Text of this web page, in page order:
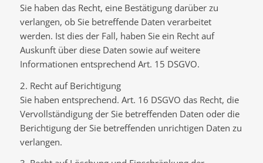
Sie haben das Recht, eine Bestätigung darüber zu
verlangen, ob Sie betreffende Daten verarbeitet
werden. Ist dies der Fall, haben Sie ein Recht auf
Auskunft über diese Daten sowie auf weitere
Informationen entsprechend Art. 15 DSGVO.
2. Recht auf Berichtigung
Sie haben entsprechend. Art. 16 DSGVO das Recht, die
Vervollständigung der Sie betreffenden Daten oder die
Berichtigung der Sie betreffenden unrichtigen Daten zu
verlangen.